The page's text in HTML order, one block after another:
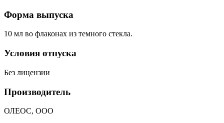
Форма выпуска
10 мл во флаконах из темного стекла.
Условия отпуска
Без лицензии
Производитель
ОЛЕОС, ООО